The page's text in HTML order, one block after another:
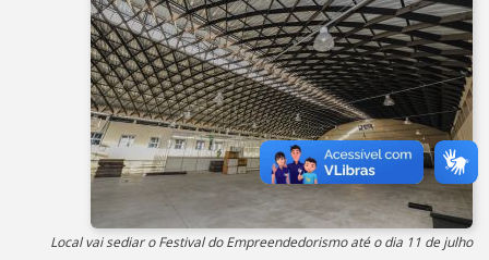
Local vai sediar o Festival do Empreendedorismo até o dia 11 de julho